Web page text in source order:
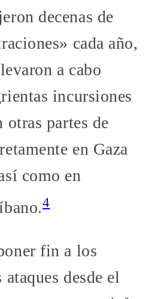
decenas de
cada año,
a cabo
incursiones
otras partes de
en Gaza
como en
4
fin a los
desde el